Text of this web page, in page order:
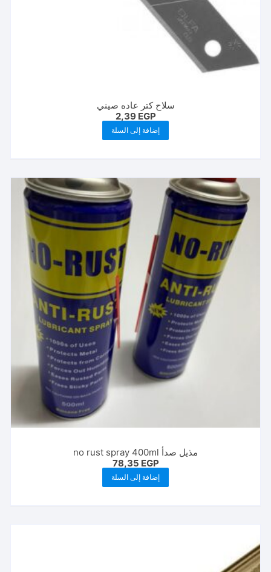
سلاح كتر عاده صيني
2,39 EGP
إضافة إلى السلة
مذيل صدأ no rust spray 400ml
78,35 EGP
إضافة إلى السلة